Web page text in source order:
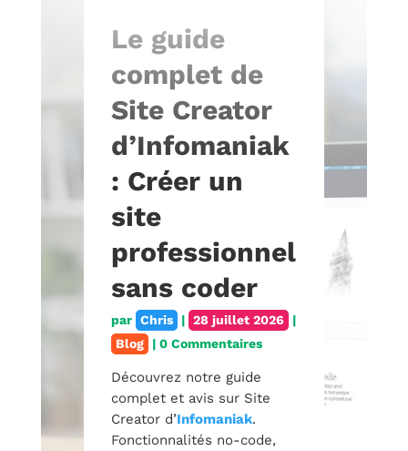
Le guide
complet de
Site Creator
d’Infomaniak
: Créer un
site
professionnel
sans coder
par Chris | 28 juillet 2026
|
Blog
| 0 Commentaires
Découvrez notre guide
complet et avis sur Site
Creator d’Infomaniak.
Fonctionnalités no-code,